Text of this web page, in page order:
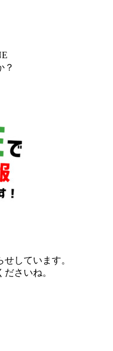
？
しています。
さいね。